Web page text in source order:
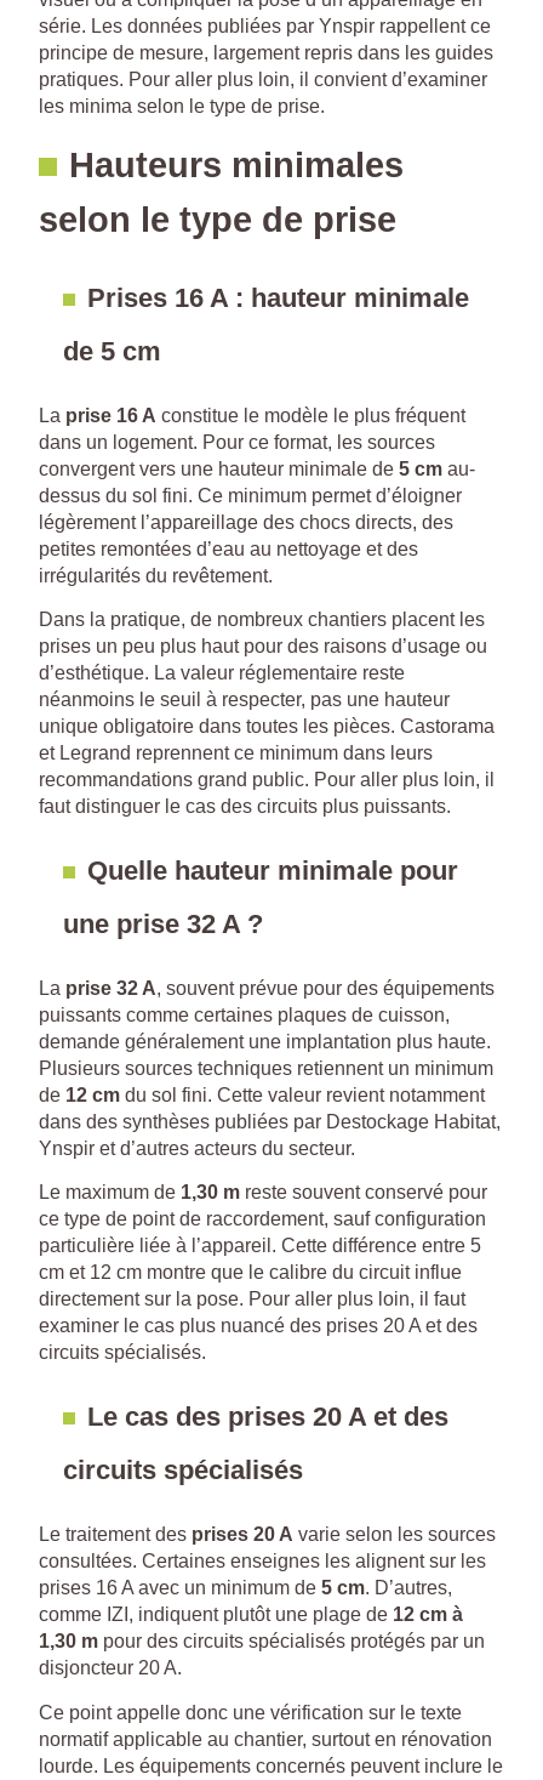
série. Les données publiées par Ynspir rappellent ce
principe de mesure, largement repris dans les guides
pratiques. Pour aller plus loin, il convient d’examiner
les minima selon le type de prise.
Hauteurs minimales
selon le type de prise
Prises 16 A : hauteur minimale
de 5 cm
La prise 16 A constitue le modèle le plus fréquent
dans un logement. Pour ce format, les sources
convergent vers une hauteur minimale de 5 cm au-
dessus du sol fini. Ce minimum permet d’éloigner
légèrement l’appareillage des chocs directs, des
petites remontées d’eau au nettoyage et des
irrégularités du revêtement.
Dans la pratique, de nombreux chantiers placent les
prises un peu plus haut pour des raisons d’usage ou
d’esthétique. La valeur réglementaire reste
néanmoins le seuil à respecter, pas une hauteur
unique obligatoire dans toutes les pièces. Castorama
et Legrand reprennent ce minimum dans leurs
recommandations grand public. Pour aller plus loin, il
faut distinguer le cas des circuits plus puissants.
Quelle hauteur minimale pour
une prise 32 A ?
La prise 32 A, souvent prévue pour des équipements
puissants comme certaines plaques de cuisson,
demande généralement une implantation plus haute.
Plusieurs sources techniques retiennent un minimum
de 12 cm du sol fini. Cette valeur revient notamment
dans des synthèses publiées par Destockage Habitat,
Ynspir et d’autres acteurs du secteur.
Le maximum de 1,30 m reste souvent conservé pour
ce type de point de raccordement, sauf configuration
particulière liée à l’appareil. Cette différence entre 5
cm et 12 cm montre que le calibre du circuit influe
directement sur la pose. Pour aller plus loin, il faut
examiner le cas plus nuancé des prises 20 A et des
circuits spécialisés.
Le cas des prises 20 A et des
circuits spécialisés
Le traitement des prises 20 A varie selon les sources
consultées. Certaines enseignes les alignent sur les
prises 16 A avec un minimum de 5 cm. D’autres,
comme IZI, indiquent plutôt une plage de 12 cm à
1,30 m pour des circuits spécialisés protégés par un
disjoncteur 20 A.
Ce point appelle donc une vérification sur le texte
normatif applicable au chantier, surtout en rénovation
lourde. Les équipements concernés peuvent inclure le